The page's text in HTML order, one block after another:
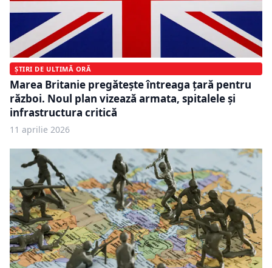
ȘTIRI DE ULTIMĂ ORĂ
Marea Britanie pregătește întreaga țară pentru
război. Noul plan vizează armata, spitalele și
infrastructura critică
11 aprilie 2026